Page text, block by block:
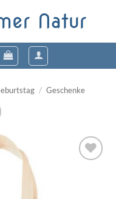
Natur
/ Geschenke